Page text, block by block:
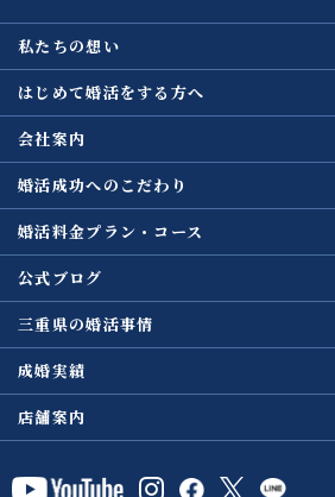
私たちの想い
はじめて婚活をする方へ
会社案内
婚活成功へのこだわり
婚活料金プラン・コース
公式ブログ
三重県の婚活事情
成婚実績
店舗案内